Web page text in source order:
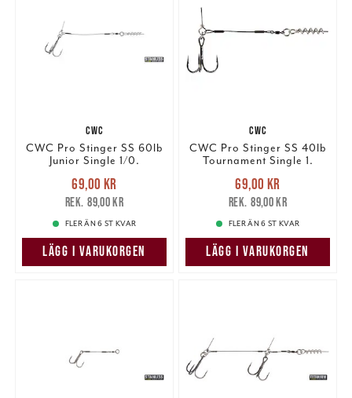
CWC
CWC Pro Stinger SS 60lb
Junior Single 1/0.
Nuvarande pris
69,00 krTidigare pris
89,00 kr
69,00 kr
89,00 kr
FLER ÄN 6 ST KVAR
LÄGG I VARUKORGEN
CWC
CWC Pro Stinger SS 40lb
Tournament Single 1.
Nuvarande pris
69,00 krTidigare pris
89,00 kr
69,00 kr
89,00 kr
FLER ÄN 6 ST KVAR
LÄGG I VARUKORGEN